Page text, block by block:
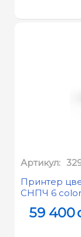
Артикул:
Принтер
СНПЧ 6 color
59 400